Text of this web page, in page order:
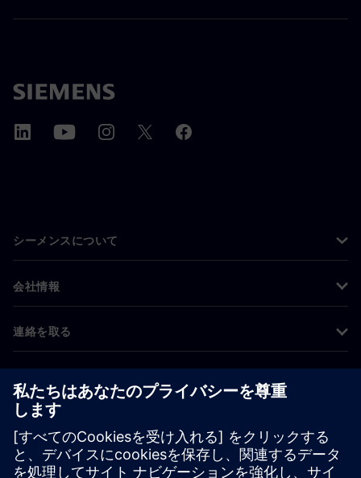
シーメンスについて
会社情報
連絡を取る
©Siemens2026